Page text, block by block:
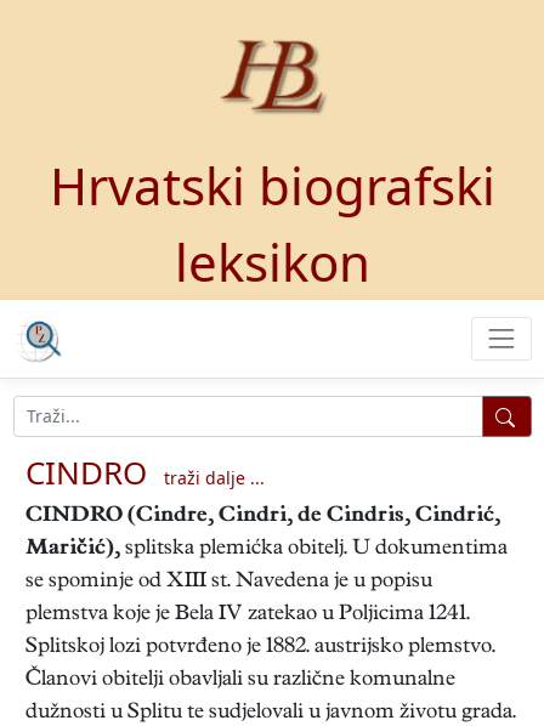
Hrvatski biografski
leksikon
CINDRO
traži dalje ...
CINDRO (Cindre, Cindri, de Cindris, Cindrić,
Maričić), splitska plemićka obitelj. U dokumentima
se spominje od XIII st. Navedena je u popisu
plemstva koje je Bela IV zatekao u Poljicima 1241.
Splitskoj lozi potvrđeno je 1882. austrijsko plemstvo.
Članovi obitelji obavljali su različne komunalne
dužnosti u Splitu te sudjelovali u javnom životu grada.